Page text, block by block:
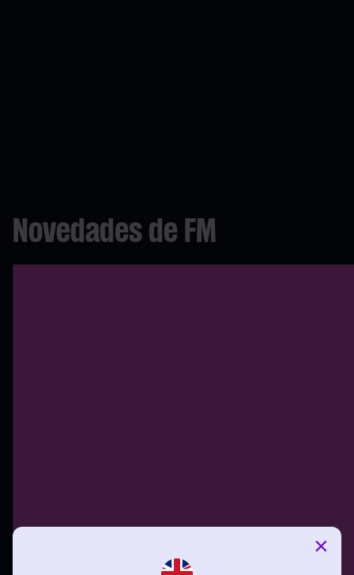
Novedades de FM
×